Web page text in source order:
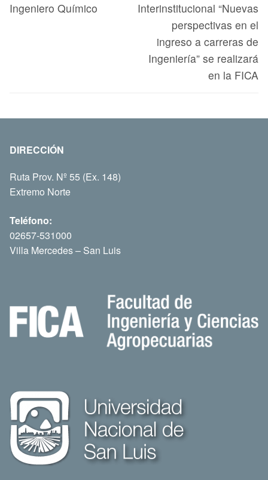
Ingeniero Químico
Interinstitucional “Nuevas
perspectivas en el
ingreso a carreras de
Ingeniería” se realizará
en la FICA
DIRECCIÓN
Ruta Prov. Nº 55 (Ex. 148)
Extremo Norte
Teléfono:
02657-531000
Villa Mercedes – San Luis